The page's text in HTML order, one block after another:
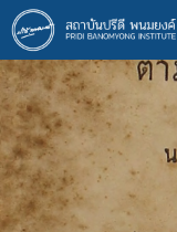
ข้าม
ไป
ยัง
เนื้อหา
หลัก